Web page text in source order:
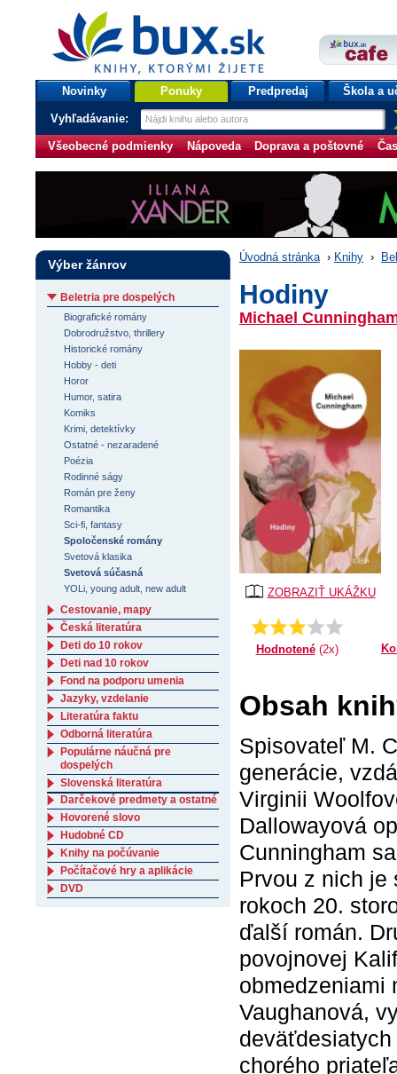
bux.sk
knihy, ktorými žijete
Úvodná stránka
Novinky Ponuky Predpredaj Škola a
Vyhľadávanie:
Všeobecné podmienky Nápoveda Doprava a poštovné
Úvodná stránka › Knihy ›
Hodiny
Michael
ZOBRAZIŤ UKÁŽKU
Priemer:
3.0
Hodnotené(2x)
Obsah
Spisovateľ M.
generácie,
Virginii
Dallowayová
Cunningham
Prvou z nich je
rokoch 20.
ďalší román.
povojnovej
obmedzeniami
Vaughanová,
chorého
Výber žánrov
Beletria pre dospelých
Biografické romány
Dobrodružstvo, thrillery
Historické romány
Hobby - deti
Horor
Humor, satira
Komiks
Krimi, detektívky
Ostatné - nezaradené
Poézia
Rodinné ságy
Román pre ženy
Romantika
Sci-fi, fantasy
Spoločenské romány
Svetová klasika
Svetová súčasná
YOLi, young adult, new adult
Cestovanie, mapy
Česká literatúra
Deti do 10 rokov
Deti nad 10 rokov
Fond na podporu umenia
Jazyky, vzdelanie
Literatúra faktu
Odborná literatúra
Populárne náučná pre
dospelých
Slovenská literatúra
Darčekové predmety a ostatné
Hovorené slovo
Hudobné CD
Knihy na počúvanie
Počítačové hry a aplikácie
DVD